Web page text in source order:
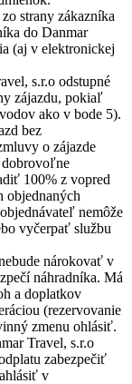
strany zákazníka
do Danmar
(aj v elektronickej
s.r.o odstupné
zájazdu, pokiaľ
ako v bode 5).
bez
o zájazde
dobrovoľne
100% z vopred
objednaných
nemôže
vyčerpať službu
nárokovať v
náhradníka. Má
a doplatkov
(rezervovanie
zmenu ohlásiť.
Travel, s.r.o
zabezpečiť
v